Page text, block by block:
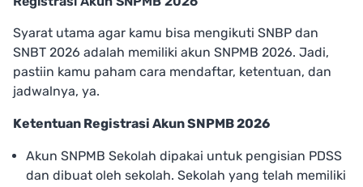
Syarat utama agar kamu bisa mengikuti SNBP dan
SNBT 2026 adalah memiliki akun SNPMB 2026. Jadi,
pastiin kamu paham cara mendaftar, ketentuan, dan
jadwalnya, ya.
Ketentuan Registrasi Akun SNPMB 2026
Akun SNPMB Sekolah dipakai untuk pengisian PDSS
dan dibuat oleh sekolah. Sekolah yang telah memiliki